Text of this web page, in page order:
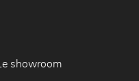
Le showroom